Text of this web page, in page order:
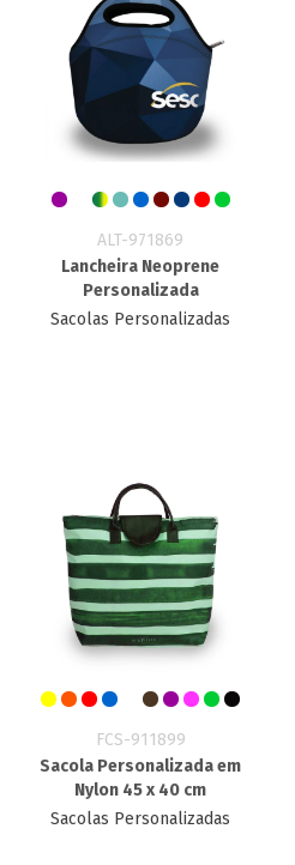
ALT-971869
Lancheira Neoprene
Personalizada
Sacolas Personalizadas
FCS-911899
Sacola Personalizada em
Nylon 45 x 40 cm
Sacolas Personalizadas